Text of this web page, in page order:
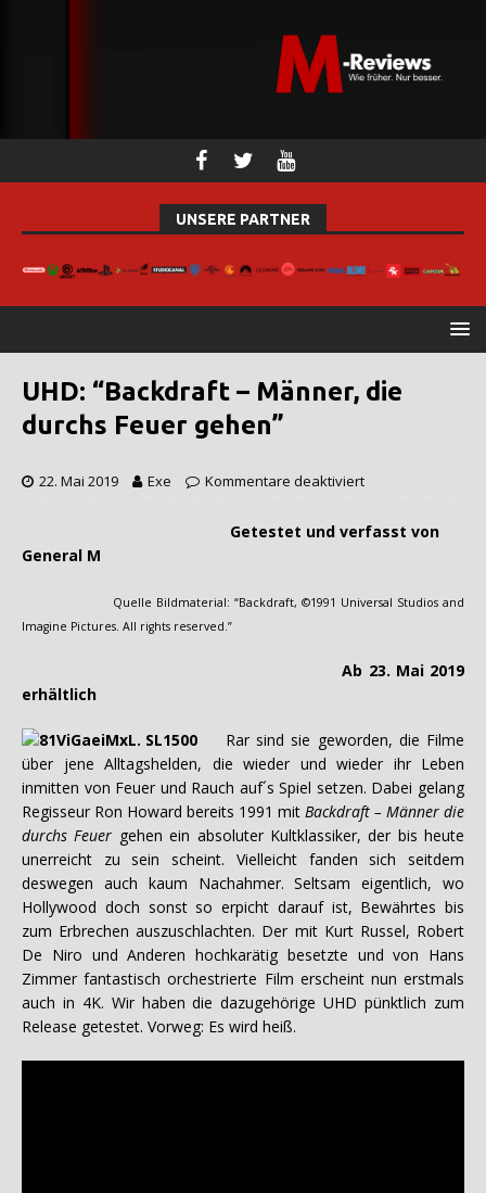
UNSERE PARTNER
UHD: “Backdraft – Männer, die
durchs Feuer gehen”
22. Mai 2019 Exe Kommentare deaktiviert
Getestet und verfasst von
General M
Quelle Bildmaterial: “Backdraft, ©1991 Universal Studios and
Imagine Pictures. All rights reserved.”
Ab 23. Mai 2019
erhältlich
Rar sind sie geworden, die Filme
über jene Alltagshelden, die wieder und wieder ihr Leben
inmitten von Feuer und Rauch auf´s Spiel setzen. Dabei gelang
Regisseur Ron Howard bereits 1991 mit Backdraft – Männer die
durchs Feuer gehen ein absoluter Kultklassiker, der bis heute
unerreicht zu sein scheint. Vielleicht fanden sich seitdem
deswegen auch kaum Nachahmer. Seltsam eigentlich, wo
Hollywood doch sonst so erpicht darauf ist, Bewährtes bis
zum Erbrechen auszuschlachten. Der mit Kurt Russel, Robert
De Niro und Anderen hochkarätig besetzte und von Hans
Zimmer fantastisch orchestrierte Film erscheint nun erstmals
auch in 4K. Wir haben die dazugehörige UHD pünktlich zum
Release getestet. Vorweg: Es wird heiß.